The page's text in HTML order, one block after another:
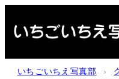
容
いちごいちえ写真部 ›